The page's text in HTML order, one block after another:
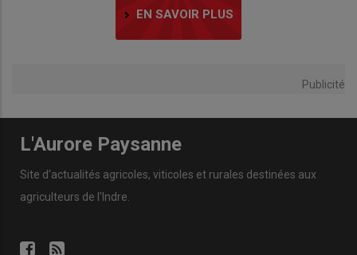
EN SAVOIR PLUS
Publicité
L'Aurore Paysanne
Site d'actualités agricoles, viticoles et rurales destinées aux
agriculteurs de l'Indre.